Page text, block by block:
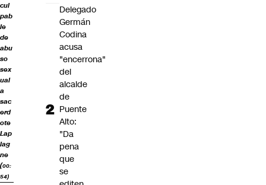
cul
pab
le
de
abu
so
sex
ual
a
sac
erd
ote
Lap
lag
ne
(00:
54)
Delegado
Germán
Codina
acusa
"encerrona"
del
alcalde
de
Puente
Alto:
"Da
pena
que
se